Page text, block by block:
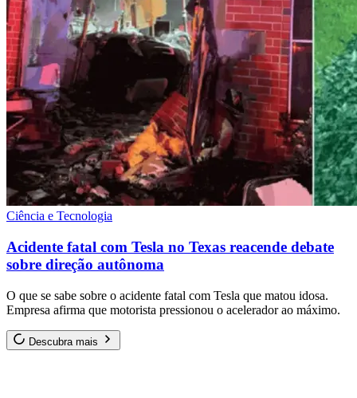
Ciência e Tecnologia
Acidente fatal com Tesla no Texas reacende debate
sobre direção autônoma
O que se sabe sobre o acidente fatal com Tesla que matou idosa.
Empresa afirma que motorista pressionou o acelerador ao máximo.
Descubra mais